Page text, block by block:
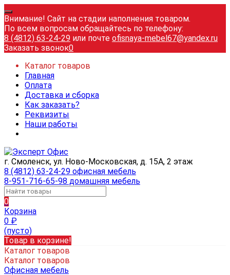
Внимание! Сайт на стадии наполнения товаром.
По всем вопросам обращайтесь по телефону:
8 (4812) 63-24-29 или почте ofisnaya-mebel67@yandex.ru
Заказать звонок0
Каталог товаров
Главная
Оплата
Доставка и сборка
Как заказать?
Реквизиты
Наши работы
г. Смоленск, ул. Ново-Московская, д. 15А, 2 этаж
8 (4812) 63-24-29 офисная мебель
8-951-716-65-98 домашняя мебель
0
Корзина
0 ₽
(пусто)
Товар в корзине!
Каталог товаров
Каталог товаров
Офисная мебель